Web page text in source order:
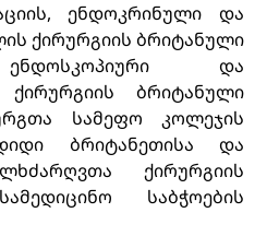
ენდოკრინული და
ქირურგიის ბრიტანული
და
ქირურგიის ბრიტანული
სამეფო კოლეჯის
ბრიტანეთისა და
ქირურგიის
საბჭოების